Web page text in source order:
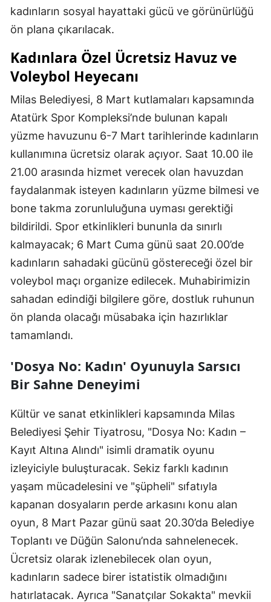
kadınların sosyal hayattaki gücü ve görünürlüğü
ön plana çıkarılacak.
Kadınlara Özel Ücretsiz Havuz ve
Voleybol Heyecanı
Milas Belediyesi, 8 Mart kutlamaları kapsamında
Atatürk Spor Kompleksi’nde bulunan kapalı
yüzme havuzunu 6-7 Mart tarihlerinde kadınların
kullanımına ücretsiz olarak açıyor. Saat 10.00 ile
21.00 arasında hizmet verecek olan havuzdan
faydalanmak isteyen kadınların yüzme bilmesi ve
bone takma zorunluluğuna uyması gerektiği
bildirildi. Spor etkinlikleri bununla da sınırlı
kalmayacak; 6 Mart Cuma günü saat 20.00’de
kadınların sahadaki gücünü göstereceği özel bir
voleybol maçı organize edilecek. Muhabirimizin
sahadan edindiği bilgilere göre, dostluk ruhunun
ön planda olacağı müsabaka için hazırlıklar
tamamlandı.
'Dosya No: Kadın' Oyunuyla Sarsıcı
Bir Sahne Deneyimi
Kültür ve sanat etkinlikleri kapsamında Milas
Belediyesi Şehir Tiyatrosu, "Dosya No: Kadın –
Kayıt Altına Alındı" isimli dramatik oyunu
izleyiciyle buluşturacak. Sekiz farklı kadının
yaşam mücadelesini ve "şüpheli" sıfatıyla
kapanan dosyaların perde arkasını konu alan
oyun, 8 Mart Pazar günü saat 20.30’da Belediye
Toplantı ve Düğün Salonu’nda sahnelenecek.
Ücretsiz olarak izlenebilecek olan oyun,
kadınların sadece birer istatistik olmadığını
hatırlatacak. Ayrıca "Sanatçılar Sokakta" mevkii